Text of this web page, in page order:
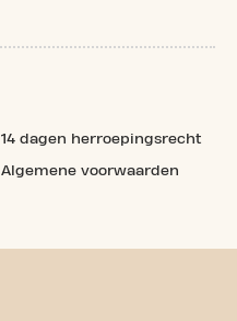
14 dagen herroepingsrecht
Algemene voorwaarden